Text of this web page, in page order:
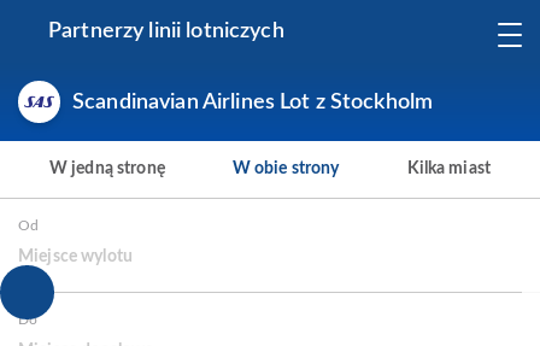
Partnerzy linii lotniczych
Scandinavian Airlines Lot z Stockholm
W jedną stronę W obie strony Kilka miast
Od
Miejsce wylotu
Do